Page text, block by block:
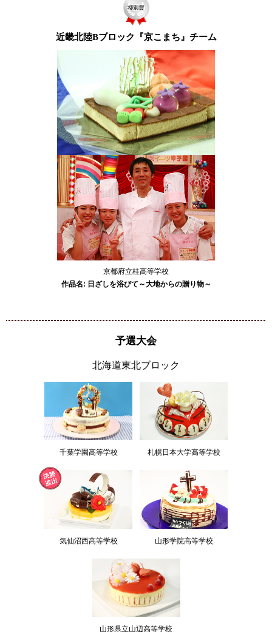
近畿北陸Bブロック『京こまち』チーム
京都府立桂高等学校
作品名: 日ざしを浴びて～大地からの贈り物～
予選大会
北海道東北ブロック
千葉学園高等学校 札幌日本大学高等学校
気仙沼西高等学校 山形学院高等学校
山形県立山辺高等学校